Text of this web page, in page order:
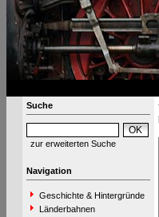
Suche
zur erweiterten Suche
Navigation
Geschichte & Hintergründe
Länderbahnen